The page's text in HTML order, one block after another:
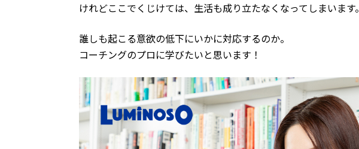
けれどここでくじけては、生活も成り立たなくなってしまいます。
誰しも起こる意欲の低下にいかに対応するのか。
コーチングのプロに学びたいと思います！